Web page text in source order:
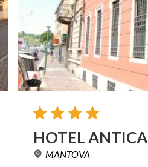
HOTELANTICA
MANTOVA